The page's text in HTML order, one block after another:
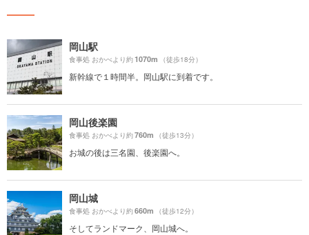
岡山駅
食事処 おかべより約1070m （徒歩18分）
新幹線で１時間半。岡山駅に到着です。
岡山後楽園
食事処 おかべより約760m （徒歩13分）
お城の後は三名園、後楽園へ。
岡山城
食事処 おかべより約660m （徒歩12分）
そしてランドマーク、岡山城へ。